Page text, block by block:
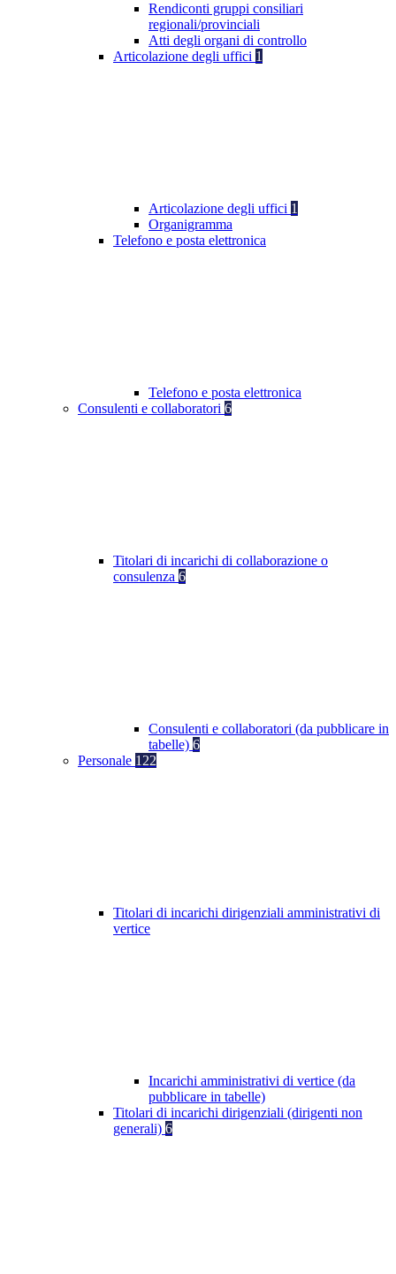
Rendiconti gruppi consiliari
regionali/provinciali
Atti degli organi di controllo
Articolazione degli uffici 1
Articolazione degli uffici 1
Organigramma
Telefono e posta elettronica
Telefono e posta elettronica
Consulenti e collaboratori 6
Titolari di incarichi di collaborazione o
consulenza 6
Consulenti e collaboratori (da pubblicare in
tabelle) 6
Personale 122
Titolari di incarichi dirigenziali amministrativi di
vertice
Incarichi amministrativi di vertice (da
pubblicare in tabelle)
Titolari di incarichi dirigenziali (dirigenti non
generali) 6